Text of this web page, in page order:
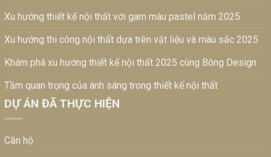
Xu hướng thiết kế nội thất với gam màu pastel năm 2025
Xu hướng thi công nội thất dựa trên vật liệu và màu sắc 2025
Khám phá xu hướng thiết kế nội thất 2025 cùng Bông Design
Tầm quan trọng của ánh sáng trong thiết kế nội thất
DỰ ÁN ĐÃ THỰC HIỆN
Căn hộ